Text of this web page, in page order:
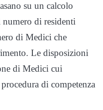
su un calcolo
numero di residenti
di Medici che
Le disposizioni
di Medici cui
di competenza